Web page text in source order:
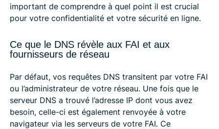
important de comprendre à quel point il est crucial
pour votre confidentialité et votre sécurité en ligne.
Ce que le DNS révèle aux FAI et aux
fournisseurs de réseau
Par défaut, vos requêtes DNS transitent par votre FAI
ou l’administrateur de votre réseau. Une fois que le
serveur DNS a trouvé l’adresse IP dont vous avez
besoin, celle-ci est également renvoyée à votre
navigateur via les serveurs de votre FAI. Ce